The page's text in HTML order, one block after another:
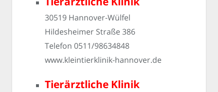
30519 Hannover-Wülfel
Hildesheimer Straße 386
Telefon 0511/98634848
www.kleintierklinik-hannover.de
Tierärztliche Klinik